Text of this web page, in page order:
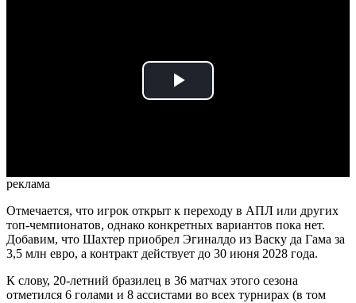
Play
реклама
Отмечается, что игрок открыт к переходу в АПЛ или других
топ-чемпионатов, однако конкретных вариантов пока нет.
Добавим, что Шахтер приобрел Эгиналдо из Васку да Гама за
3,5 млн евро, а контракт действует до 30 июня 2028 года.
К слову, 20-летний бразилец в 36 матчах этого сезона
отметился 6 голами и 8 ассистами во всех турнирах (в том